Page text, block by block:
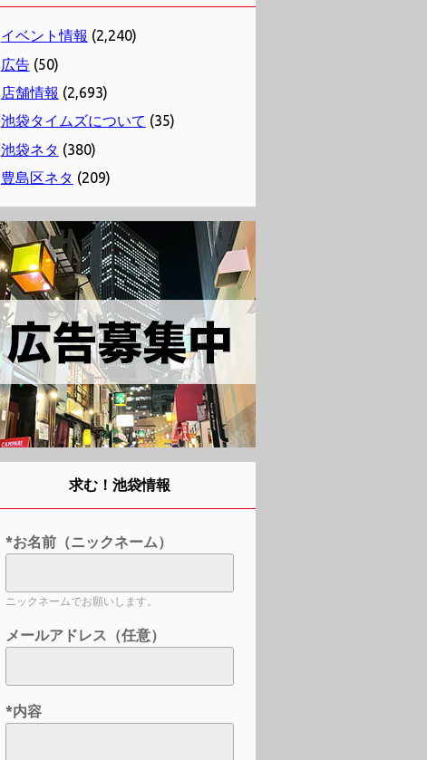
イベント情報 (2,240)
広告(50)
店舗情報 (2,693)
池袋タイムズについて (35)
池袋ネタ (380)
豊島区ネタ (209)
求む！池袋情報
*お名前（ニックネーム）
ニックネームでお願いします。
メールアドレス（任意）
*内容